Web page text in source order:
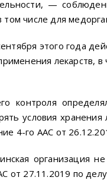
—
том числе для
этого года
лекарств,
контроля
условия
4-го ААС от
организация
от 27.11.2019 по